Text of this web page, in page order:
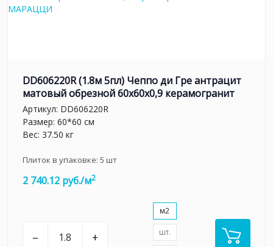
DD606220R (1.8м 5пл) Чеппо ди Гре антрацит
матовый обрезной 60x60x0,9 керамогранит
Артикул: DD606220R
Размер: 60*60 см
Вес: 37.50 кг
Плиток в упаковке: 5 шт
2 740.12 руб./м2
– +
м2
шт.